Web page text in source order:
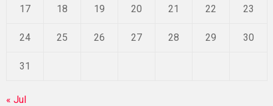
17 18 19 20 21 22 23
24 25 26 27 28 29 30
31
« Jul